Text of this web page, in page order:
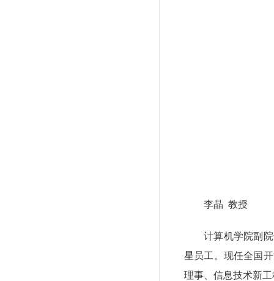
李晶 教授
计算机学院副
星员工。现任全国
理事、信息技术新